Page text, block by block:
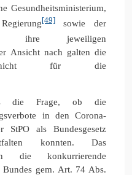
Gesundheitsministerium,
[49]sowie der
ihre jeweiligen
Ansicht nach galten die
nicht für die
die Frage, ob die
in den Corona-
StPO als Bundesgesetz
konnten. Das
die konkurrierende
Bundes gem. Art. 74 Abs.